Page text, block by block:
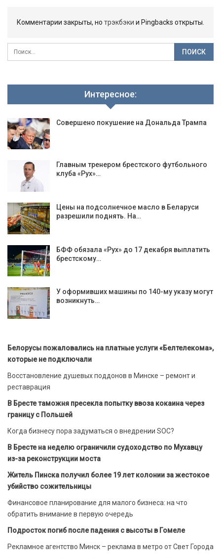
Комментарии закрыты, но трэкбэки и Pingbacks открыты.
Интересное:
Совершено покушение на Дональда Трампа
Главным тренером брестского футбольного
клуба «Рух»…
Цены на подсолнечное масло в Беларуси
разрешили поднять. На…
БФФ обязала «Рух» до 17 декабря выплатить
брестскому…
У оформивших машины по 140-му указу могут
возникнуть…
Белорусы пожаловались на платные услуги «Белтелекома»,
которые не подключали
Восстановление душевых поддонов в Минске – ремонт и
реставрация
В Бресте таможня пресекла попытку ввоза кокаина через
границу с Польшей
Когда бизнесу пора задуматься о внедрении SOC?
В Бресте на неделю ограничили судоходство по Мухавцу
из-за реконструкции моста
Житель Пинска получил более 19 лет колонии за жестокое
убийство сожительницы
Финансовое планирование для малого бизнеса: на что
обратить внимание в первую очередь
Подросток погиб после падения с высоты в Гомеле
Рекламное агентство Минск – реклама в метро от Свет Города